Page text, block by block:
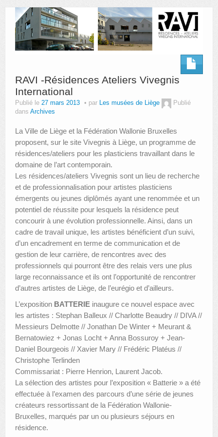
AUTRES LIEUX
ANIMATIONS DES MUSÉES
LES APPELS À PROJETS
LE PORTAIL DES COLLECTIONS
RAVI -Résidences Ateliers Vivegnis
International
Publié le 27 mars 2013 par Les musées de Liège
Publié
dans Archives
La Ville de Liège et la Fédération Wallonie Bruxelles
proposent, sur le site Vivegnis à Liège, un programme de
résidences/ateliers pour les plasticiens travaillant dans le
domaine de l’art contemporain.
Les résidences/ateliers Vivegnis sont un lieu de recherche
et de professionnalisation pour artistes plasticiens
émergents ou jeunes diplômés ayant une renommée et un
potentiel de réussite pour lesquels la résidence peut
concourir à une évolution professionnelle. Ainsi, dans un
cadre de travail unique, les artistes bénéficient d’un suivi,
d’un encadrement en terme de communication et de
gestion de leur carrière, de rencontres avec des
professionnels qui pourront être des relais vers une plus
large reconnaissance et ils ont l’opportunité de rencontrer
d’autres artistes de Liège, de l’eurégio et d’ailleurs.
L’exposition BATTERIE inaugure ce nouvel espace avec
les artistes : Stephan Balleux // Charlotte Beaudry // DIVA //
Messieurs Delmotte // Jonathan De Winter + Meurant &
Bernatowiez + Jonas Locht + Anna Bossuroy + Jean-
Daniel Bourgeois // Xavier Mary // Frédéric Platéus //
Christophe Terlinden
Commissariat : Pierre Henrion, Laurent Jacob.
La sélection des artistes pour l’exposition « Batterie » a été
effectuée à l’examen des parcours d’une série de jeunes
créateurs ressortissant de la Fédération Wallonie-
Bruxelles, marqués par un ou plusieurs séjours en
résidence.